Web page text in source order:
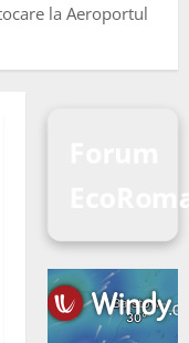
la Aeroportul